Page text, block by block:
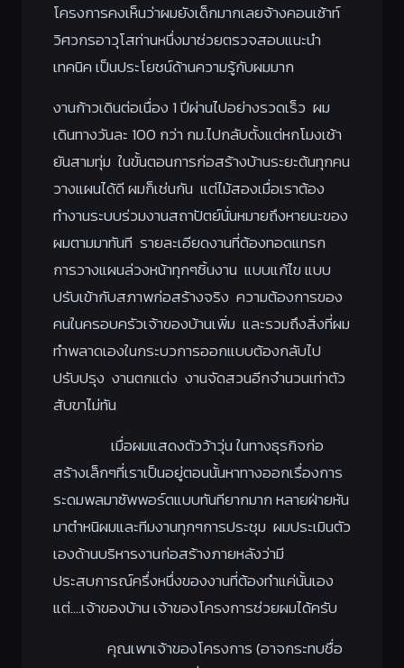
โครงการคงเห็นว่าผมยังเด็กมากเลยจ้างคอนเซ้าท์
วิศวกรอาวุโสท่านหนึ่งมาช่วยตรวจสอบแนะนำ
เทคนิค เป็นประโยชน์ด้านความรู้กับผมมาก
งานก้าวเดินต่อเนื่อง 1 ปีผ่านไปอย่างรวดเร็ว ผม
เดินทางวันละ 100 กว่า กม.ไปกลับตั้งแต่หกโมงเช้า
ยันสามทุ่ม ในขั้นตอนการก่อสร้างบ้านระยะต้นทุกคน
วางแผนได้ดี ผมก็เช่นกัน แต่ไม้สองเมื่อเราต้อง
ทำงานระบบร่วมงานสถาปัตย์นั่นหมายถึงหายนะของ
ผมตามมาทันที รายละเอียดงานที่ต้องทอดแทรก
การวางแผนล่วงหน้าทุกๆชิ้นงาน แบบแก้ไข แบบ
ปรับเข้ากับสภาพก่อสร้างจริง ความต้องการของ
คนในครอบครัวเจ้าของบ้านเพิ่ม และรวมถึงสิ่งที่ผม
ทำพลาดเองในกระบวการออกแบบต้องกลับไป
ปรับปรุง งานตกแต่ง งานจัดสวนอีกจำนวนเท่าตัว
สับขาไม่ทัน
เมื่อผมแสดงตัวว้าวุ่น ในทางธุรกิจก่อ
สร้างเล็กๆที่เราเป็นอยู่ตอนนั้นหาทางออกเรื่องการ
ระดมพลมาซัพพอร์ตแบบทันทียากมาก หลายฝ่ายหัน
มาตำหนิผมและทีมงานทุกๆการประชุม ผมประเมินตัว
เองด้านบริหารงานก่อสร้างภายหลังว่ามี
ประสบการณ์ครึ่งหนึ่งของงานที่ต้องทำแค่นั้นเอง
แต่….เจ้าของบ้าน เจ้าของโครงการช่วยผมได้ครับ
คุณเพาเจ้าของโครงการ (อาจกระทบชื่อ